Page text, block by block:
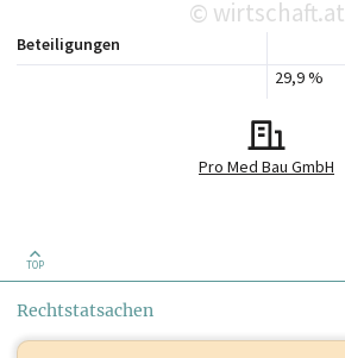
© wirtschaft.at
Pro Med Bau GmbH
29,9 %
Beteiligungen
TOP
Rechtstatsachen